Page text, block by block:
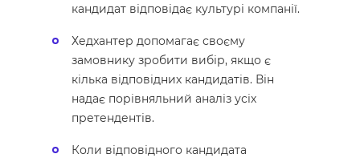
кандидат відповідає культурі компанії.
Хедхантер допомагає своєму
замовнику зробити вибір, якщо є
кілька відповідних кандидатів. Він
надає порівняльний аналіз усіх
претендентів.
Коли відповідного кандидата